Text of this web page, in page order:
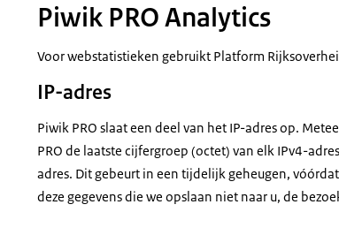
Piwik PRO Analytics
Voor webstatistieken gebruikt Platform
IP-adres
Piwik PRO slaat een deel van het IP-adres op.
PRO de laatste cijfergroep (octet) van elk IPv4-
adres. Dit gebeurt in een tijdelijk geheugen,
deze gegevens die we opslaan niet naar u, de